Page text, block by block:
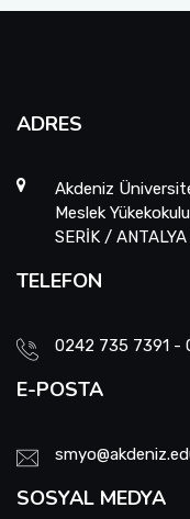
ADRES
Akdeniz
Meslek
SERİK /
TELEFON
0242 735 7391 -
E-POSTA
SOSYAL MEDYA